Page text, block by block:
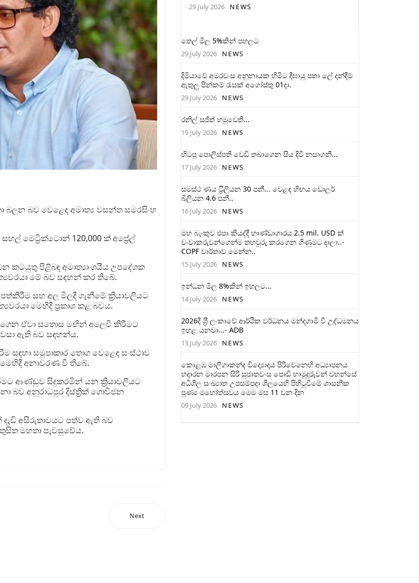
බව වෙළෙඳ අමාත්‍ය වසන්ත සමරසිංහ
මෙට්‍රික්ටොන් 120,000 ක් අප්‍රේල්
කටයුතු පිළිබඳ අමාත්‍යාංශයීය උපදේශක
මේ බව සඳහන් කර තිබේ.
සහ අල මිලදී ගැනීමේ ක්‍රියාවලියට
මෙහිදී ප්‍රකාශ කළ බවය.
ගෙන ඒවා සතොස මඟින් අලෙවි කිරීමට
ඇති බව සඳහන්ය.
සමූපාකාර තොග වෙළෙඳ සංස්ථාව
අනාවරණ වී තිබේ.
ආණ්ඩුව සිදුකරමින් යන ක්‍රියාවලියට
බව අනුරාධපුර දිස්ත්‍රික් ගොවිජන
අසිරුතාවයට පත්ව ඇති බව
මහතා පැවසුවේය.
Next
29 July 2026 NEWS
තෙල් මිල 5%කින් පහලට
29 July 2026 NEWS
දිමියාවේ අමරවංස අනුනායක හිමිට දීඝායු පතා ලේ දන්දීම්
ඇතුලු පින්කම් රැසක් අගෝස්තු 01දා.
29 July 2026 NEWS
රනිල් සජිත් හමුවෙති...
19 July 2026 NEWS
හිටපු පොලිස්පති වෙඩි තබාගෙන සිය දිවි නසාගනී...
17 July 2026 NEWS
සමස්ථ ණය ට‍්‍රිලියන 30 පනී... වෙළඳ හිඟය ඩොලර්
බිලියන 4.6 පනී..
16 July 2026 NEWS
මහ බැංකුව එපා කියද්දී භාණ්ඩාගාරය 2.5 mil. USD ක්
වංචාකරුවන්ගෙන්ම තහවුරු කරගෙන ගිණුමට දාලා..-
COPF වාර්තාව මෙන්න..
15 July 2026 NEWS
ඉන්ධන මිල 8%කින් ඉහලට...
14 July 2026 NEWS
2026දී ශ‍්‍රී ලංකාවේ ආර්ථික වර්ධනය මන්දගාමී වී උද්ධමනය
ඉහළ යනවා...- ADB
13 July 2026 NEWS
කොළඹ මාලිගාකන්ද විද්‍යොදය පිරිවෙනෙහි අධ්‍යාපනය
හදාරන මාරපන සිරි සුජාතවංස පොඩි හාමුදුරුවන් වහන්සේ
අධිශීල සංඛ්‍යාත උපසම්පදා ශීලයෙහි පිහිටුවීමේ ශාසනික
පුණ්‍ය මහෝත්සවය මෙම මස 11 වන දින
09 July 2026 NEWS